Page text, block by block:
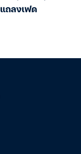
ถลงเฟด